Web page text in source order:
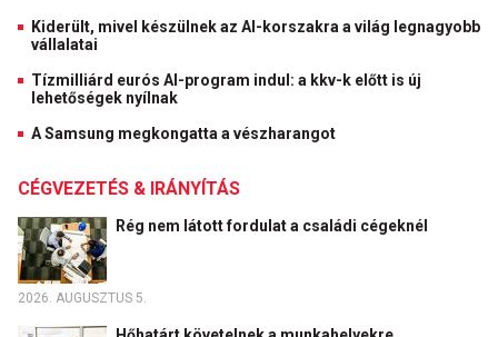
Kiderült, mivel készülnek az AI-korszakra a világ legnagyobb
vállalatai
Tízmilliárd eurós AI-program indul: a kkv-k előtt is új
lehetőségek nyílnak
A Samsung megkongatta a vészharangot
CÉGVEZETÉS & IRÁNYÍTÁS
Rég nem látott fordulat a családi cégeknél
2026. AUGUSZTUS 5.